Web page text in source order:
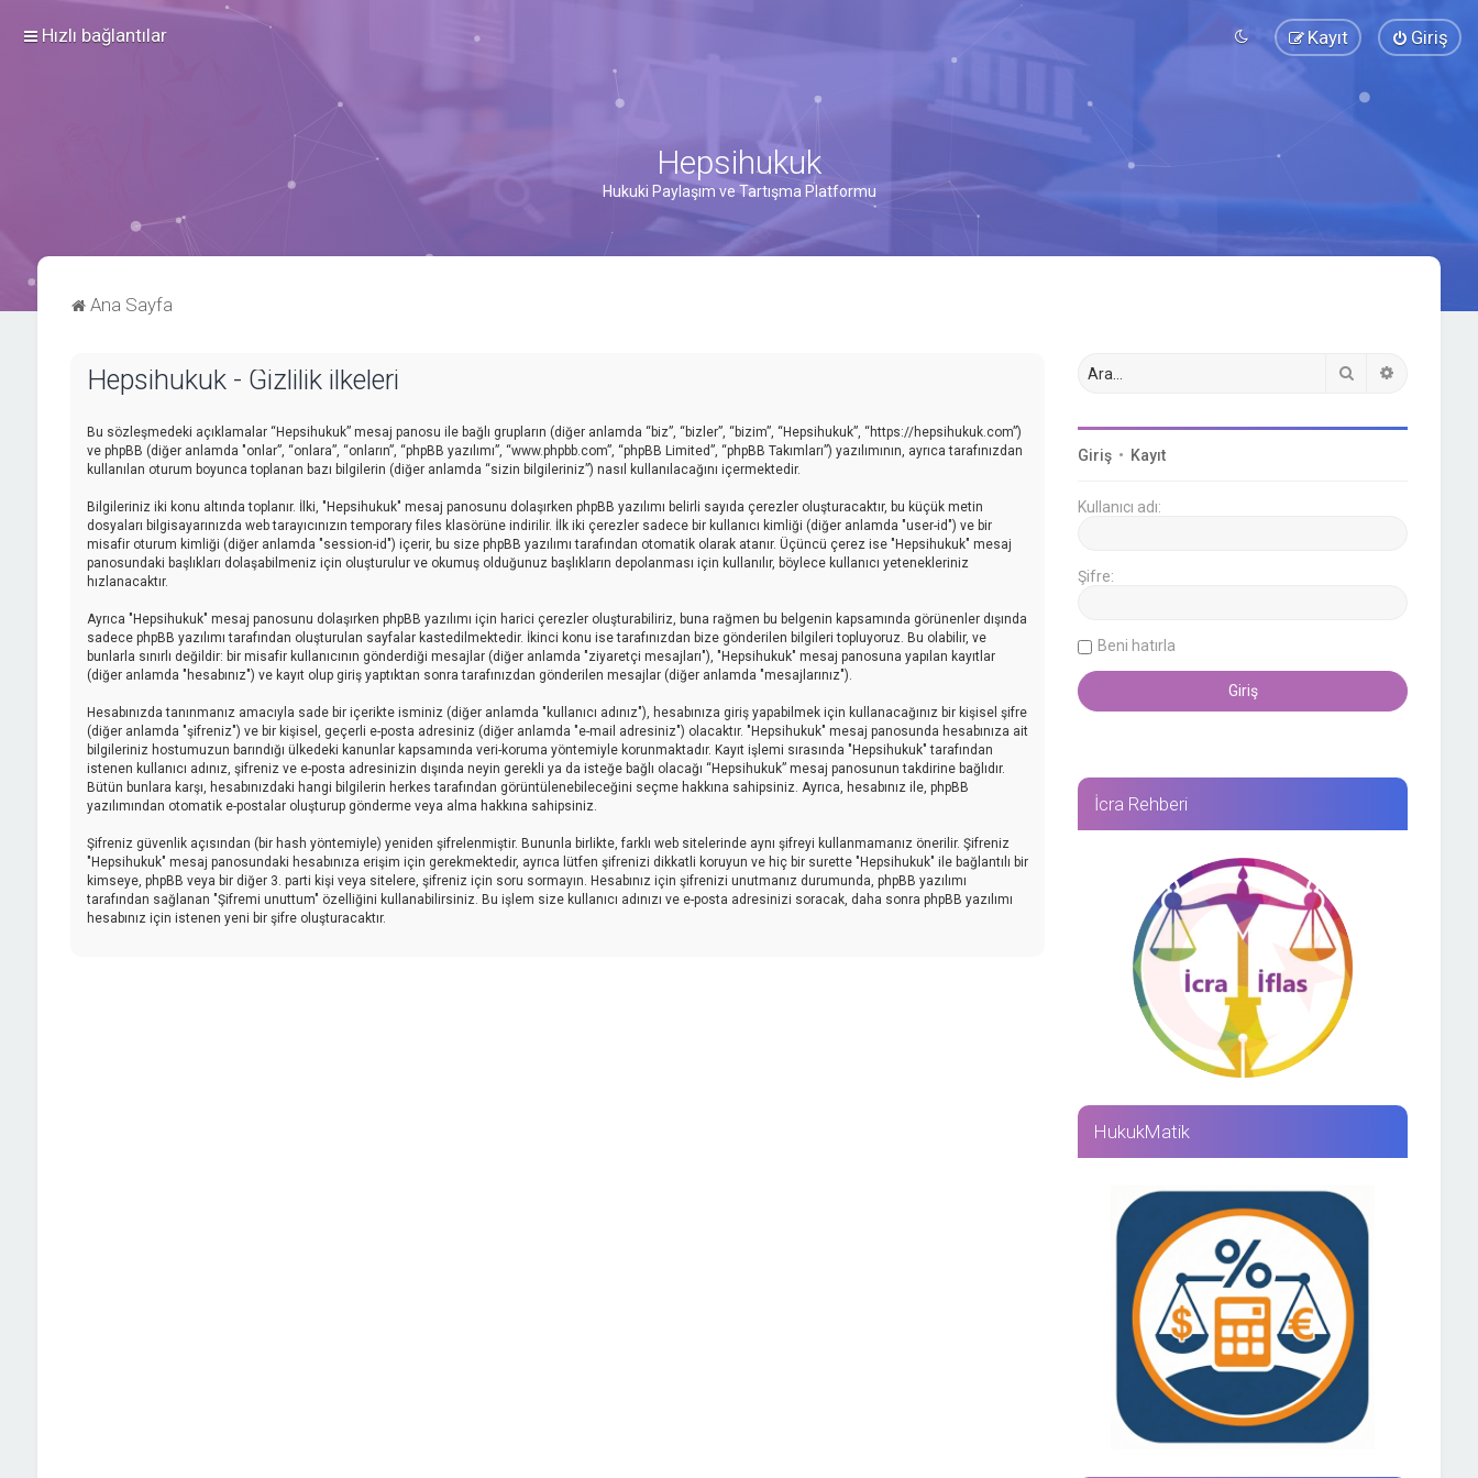
Hızlı bağlantılar Giriş
Kayıt
Hepsihukuk
Hukuki Paylaşım ve Tartışma Platformu
Ana Sayfa
Hepsihukuk - Gizlilik ilkeleri
Bu sözleşmedeki açıklamalar “Hepsihukuk” mesaj panosu ile bağlı grupların (diğer anlamda “biz”, “bizler”, “bizim”, “Hepsihukuk”, “https://hepsihukuk.com”)
ve phpBB (diğer anlamda "onlar”, “onlara”, “onların”, “phpBB yazılımı”, “www.phpbb.com”, “phpBB Limited”, “phpBB Takımları”) yazılımının, ayrıca tarafınızdan
kullanılan oturum boyunca toplanan bazı bilgilerin (diğer anlamda “sizin bilgileriniz”) nasıl kullanılacağını içermektedir.
Bilgileriniz iki konu altında toplanır. İlki, "Hepsihukuk" mesaj panosunu dolaşırken phpBB yazılımı belirli sayıda çerezler oluşturacaktır, bu küçük metin
dosyaları bilgisayarınızda web tarayıcınızın temporary files klasörüne indirilir. İlk iki çerezler sadece bir kullanıcı kimliği (diğer anlamda "user-id") ve bir
misafir oturum kimliği (diğer anlamda "session-id") içerir, bu size phpBB yazılımı tarafından otomatik olarak atanır. Üçüncü çerez ise "Hepsihukuk" mesaj
panosundaki başlıkları dolaşabilmeniz için oluşturulur ve okumuş olduğunuz başlıkların depolanması için kullanılır, böylece kullanıcı yetenekleriniz
hızlanacaktır.
Ayrıca "Hepsihukuk" mesaj panosunu dolaşırken phpBB yazılımı için harici çerezler oluşturabiliriz, buna rağmen bu belgenin kapsamında görünenler dışında
sadece phpBB yazılımı tarafından oluşturulan sayfalar kastedilmektedir. İkinci konu ise tarafınızdan bize gönderilen bilgileri topluyoruz. Bu olabilir, ve
bunlarla sınırlı değildir: bir misafir kullanıcının gönderdiği mesajlar (diğer anlamda "ziyaretçi mesajları"), "Hepsihukuk" mesaj panosuna yapılan kayıtlar
(diğer anlamda "hesabınız") ve kayıt olup giriş yaptıktan sonra tarafınızdan gönderilen mesajlar (diğer anlamda "mesajlarınız").
Hesabınızda tanınmanız amacıyla sade bir içerikte isminiz (diğer anlamda "kullanıcı adınız"), hesabınıza giriş yapabilmek için kullanacağınız bir kişisel şifre
(diğer anlamda "şifreniz") ve bir kişisel, geçerli e-posta adresiniz (diğer anlamda "e-mail adresiniz") olacaktır. "Hepsihukuk" mesaj panosunda hesabınıza ait
bilgileriniz hostumuzun barındığı ülkedeki kanunlar kapsamında veri-koruma yöntemiyle korunmaktadır. Kayıt işlemi sırasında "Hepsihukuk" tarafından
istenen kullanıcı adınız, şifreniz ve e-posta adresinizin dışında neyin gerekli ya da isteğe bağlı olacağı “Hepsihukuk” mesaj panosunun takdirine bağlıdır.
Bütün bunlara karşı, hesabınızdaki hangi bilgilerin herkes tarafından görüntülenebileceğini seçme hakkına sahipsiniz. Ayrıca, hesabınız ile, phpBB
yazılımından otomatik e-postalar oluşturup gönderme veya alma hakkına sahipsiniz.
Şifreniz güvenlik açısından (bir hash yöntemiyle) yeniden şifrelenmiştir. Bununla birlikte, farklı web sitelerinde aynı şifreyi kullanmamanız önerilir. Şifreniz
"Hepsihukuk" mesaj panosundaki hesabınıza erişim için gerekmektedir, ayrıca lütfen şifrenizi dikkatli koruyun ve hiç bir surette "Hepsihukuk" ile bağlantılı bir
kimseye, phpBB veya bir diğer 3. parti kişi veya sitelere, şifreniz için soru sormayın. Hesabınız için şifrenizi unutmanız durumunda, phpBB yazılımı
tarafından sağlanan "Şifremi unuttum" özelliğini kullanabilirsiniz. Bu işlem size kullanıcı adınızı ve e-posta adresinizi soracak, daha sonra phpBB yazılımı
hesabınız için istenen yeni bir şifre oluşturacaktır.
Ara
Giriş • Kayıt
Kullanıcı adı:
Şifre:
Beni hatırla
İcra Rehberi
HukukMatik